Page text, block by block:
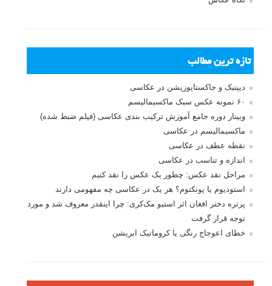
تازه ترین مطالب
دیپتیک و جاکستا‌پوزیشن در عکاسی
۶۰ نمونه عکس سبک ماکسیمالیسم
وبینار دوره جامع آموزش ترکیب بندی عکاسی (فیلم ضبط شده)
ماکسیمالیسم در عکاسی
نقطه عطف در عکاسی
اندازه و تناسب در عکاسی
مراحل نقد عکس: چطور یک عکس را نقد کنیم
استودیوم یا پونکتوم؟ هر یک در عکاسی چه مفهومی دارند
پرتره دختر افغان اثر استیو مک‌کری: چرا اینقدر معروف شد و مورد
توجه قرار گرفت
خطای اعوجاج رنگی یا کروماتیک ابریشن